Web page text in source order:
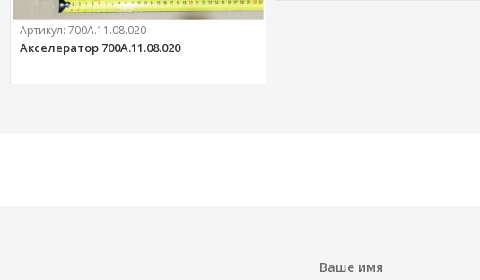
Артикул:700А.11.08.020
Акселератор 700А.11.08.020